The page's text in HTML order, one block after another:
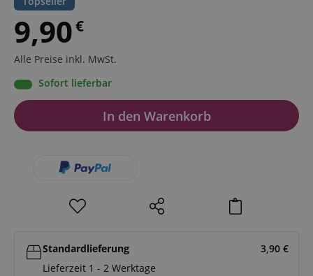
9,90€
Alle Preise inkl. MwSt.
Sofort lieferbar
In den Warenkorb
Standardlieferung 3,90 €
Lieferzeit 1 - 2 Werktage